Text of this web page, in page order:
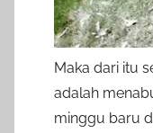
Maka dari itu
adalah
minggu baru